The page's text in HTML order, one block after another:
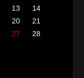
13
14
20
21
27
28